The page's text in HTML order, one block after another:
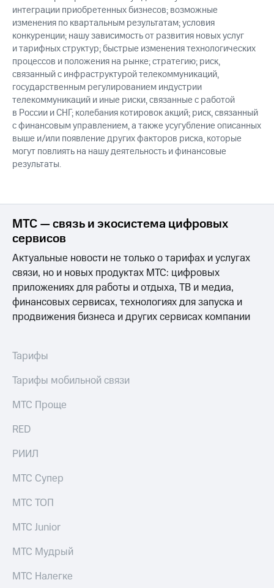
интеграции приобретенных бизнесов; возможные
изменения по квартальным результатам; условия
конкуренции; нашу зависимость от развития новых услуг
и тарифных структур; быстрые изменения технологических
процессов и положения на рынке; стратегию; риск,
связанный с инфраструктурой телекоммуникаций,
государственным регулированием индустрии
телекоммуникаций и иные риски, связанные с работой
в России и СНГ; колебания котировок акций; риск, связанный
с финансовым управлением, а также усугубление описанных
выше и/или появление других факторов риска, которые
могут повлиять на нашу деятельность и финансовые
результаты.
МТС — связь и экосистема цифровых
сервисов
Актуальные новости не только о тарифах и услугах
связи, но и новых продуктах МТС: цифровых
приложениях для работы и отдыха, ТВ и медиа,
финансовых сервисах, технологиях для запуска и
продвижения бизнеса и других сервисах компании
Тарифы
Тарифы мобильной связи
МТС Проще
RED
РИИЛ
МТС Супер
МТС ТОП
МТС Junior
МТС Мудрый
МТС Налегке